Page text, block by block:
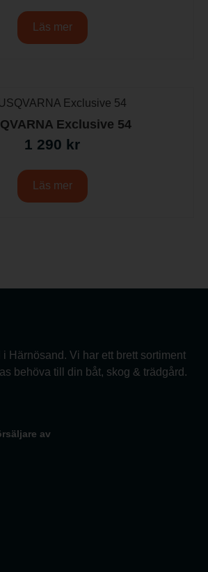
Läs mer
Exclusive 54
1 290 kr
Läs mer
i Härnösand. Vi har ett brett sortiment
behöva till din båt, skog & trädgård.
av